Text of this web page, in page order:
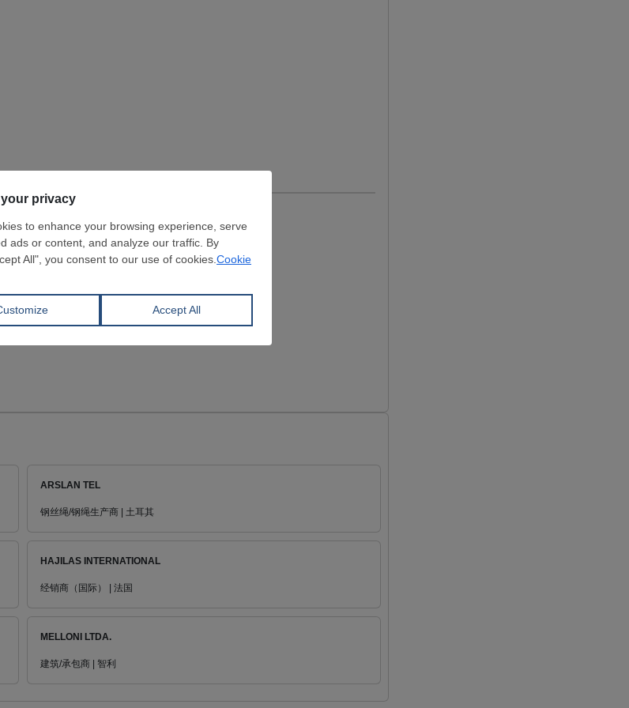
ARSLAN TEL
钢丝绳/钢绳生产商 | 土耳其
HAJILAS INTERNATIONAL
经销商（国际） | 法国
MELLONI LTDA.
建筑/承包商 | 智利